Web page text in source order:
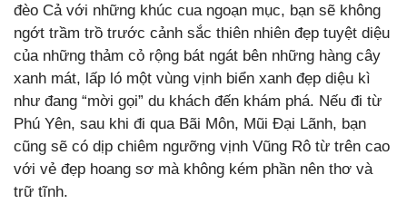
đèo Cả với những khúc cua ngoạn mục, bạn sẽ không
ngớt trầm trồ trước cảnh sắc thiên nhiên đẹp tuyệt diệu
của những thảm cỏ rộng bát ngát bên những hàng cây
xanh mát, lấp ló một vùng vịnh biển xanh đẹp diệu kì
như đang “mời gọi” du khách đến khám phá. Nếu đi từ
Phú Yên, sau khi đi qua Bãi Môn, Mũi Đại Lãnh, bạn
cũng sẽ có dịp chiêm ngưỡng vịnh Vũng Rô từ trên cao
với vẻ đẹp hoang sơ mà không kém phần nên thơ và
trữ tĩnh.